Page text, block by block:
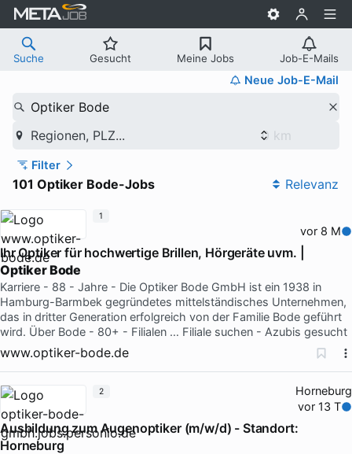
Suche Gesucht Meine Jobs Job-E-Mails
Neue Job-E-Mail
Optiker Bode
Regionen, PLZ...
Filter
101 Optiker Bode-Jobs Relevanz
vor 8 M
Ihr Optiker für hochwertige Brillen, Hörgeräte uvm. |
Optiker Bode
Karriere - 88 - Jahre - Die Optiker Bode GmbH ist ein 1938 in
Hamburg-Barmbek gegründetes mittelständisches Unternehmen,
das in dritter Generation erfolgreich von der Familie Bode geführt
wird. Über Bode - 80+ - Filialen … Filiale suchen - Azubis gesucht
www.optiker-bode.de
1
Horneburg
vor 13 T
Ausbildung zum Augenoptiker (m/w/d) - Standort:
Horneburg
2